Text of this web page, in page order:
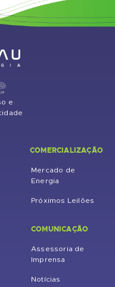
e
COMERCIALIZAÇÃO
Mercado de
Energia
Próximos Leilões
COMUNICAÇÃO
Assessoria de
Imprensa
Notícias